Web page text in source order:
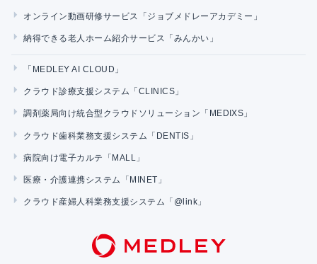
オンライン動画研修サービス「ジョブメドレーアカデミー」
納得できる老人ホーム紹介サービス「みんかい」
「MEDLEY AI CLOUD」
クラウド診療支援システム「CLINICS」
調剤薬局向け統合型クラウドソリューション「MEDIXS」
クラウド歯科業務支援システム「DENTIS」
病院向け電子カルテ「MALL」
医療・介護連携システム「MINET」
クラウド産婦人科業務支援システム「@link」